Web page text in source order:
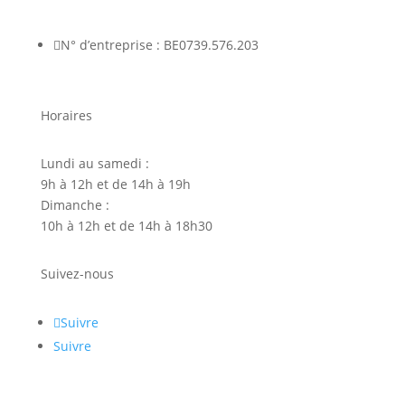
N° d’entreprise : BE0739.576.203
Horaires
Lundi au samedi :
9h à 12h et de 14h à 19h
Dimanche :
10h à 12h et de 14h à 18h30
Suivez-nous
Suivre
Suivre